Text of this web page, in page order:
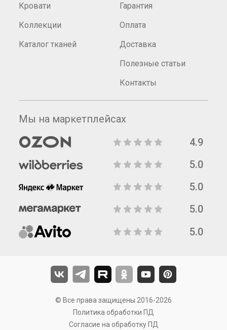
Кровати
Коллекции
Каталог тканей
Гарантия
Оплата
Доставка
Полезные статьи
Контакты
Мы на маркетплейсах
4.9
5.0
5.0
5.0
5.0
© Все права защищены 2016-2026
Политика обработки ПД
Согласие на обработку ПД